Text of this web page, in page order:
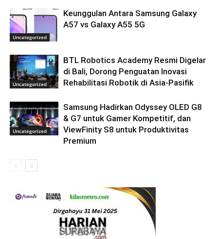
Uncategorized
Keunggulan Antara Samsung Galaxy
A57 vs Galaxy A55 5G
Uncategorized
BTL Robotics Academy Resmi Digelar
di Bali, Dorong Penguatan Inovasi
Rehabilitasi Robotik di Asia-Pasifik
Uncategorized
Samsung Hadirkan Odyssey OLED G8
& G7 untuk Gamer Kompetitif, dan
ViewFinity S8 untuk Produktivitas
Premium